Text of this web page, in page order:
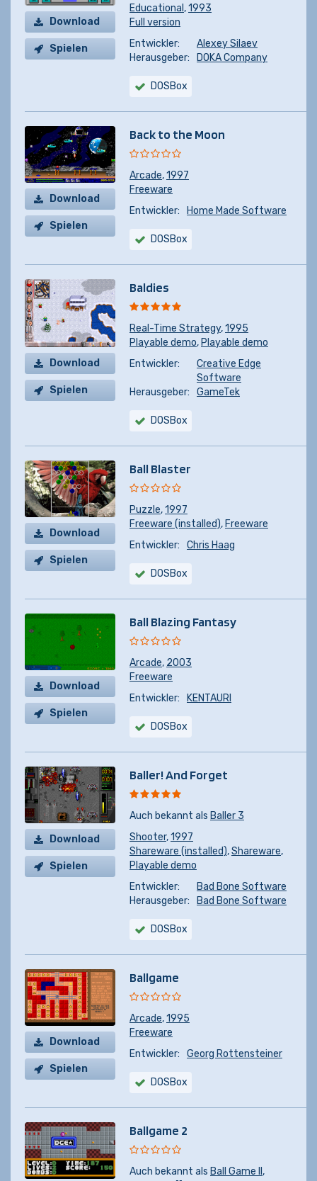
Download
Spielen
Educational ,1993
Full version
Entwickler:
Alexey Silaev
Herausgeber:
DOKA Company
DOSBox
Download
Spielen
Back to the Moon
Arcade,1997
Freeware
Entwickler:
Home Made Software
DOSBox
Download
Spielen
Baldies
Real-Time Strategy,1995
Playable demo, Playable demo
Entwickler:
Creative Edge
Software
Herausgeber:
GameTek
DOSBox
Download
Spielen
Ball Blaster
Puzzle,1997
Freeware (installed), Freeware
Entwickler:
Chris Haag
DOSBox
Download
Spielen
Ball Blazing Fantasy
Arcade, 2003
Freeware
Entwickler:
KENTAURI
DOSBox
Download
Spielen
Baller! And Forget
Auch bekannt als Baller 3
Shooter,1997
Shareware (installed),Shareware,
Playable demo
Entwickler:
Bad Bone Software
Herausgeber:
Bad Bone Software
DOSBox
Download
Spielen
Ballgame
Arcade,1995
Freeware
Entwickler:
Georg Rottensteiner
DOSBox
Ballgame 2
Auch bekannt als Ball Game II ,